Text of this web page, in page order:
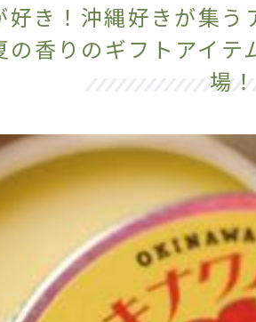
好き！沖縄好きが集
の香りのギフトアイ
場！